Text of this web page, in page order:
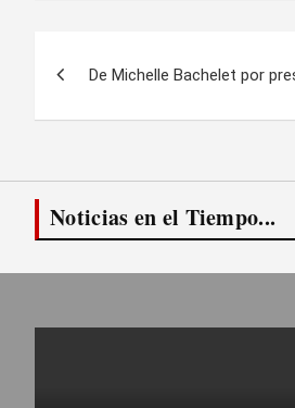
De Michelle Bachelet por
Noticias en el Tiempo...